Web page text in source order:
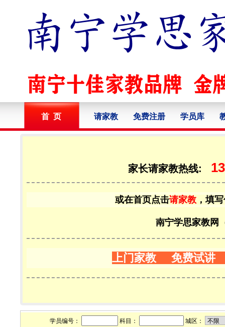
首 页 请家教 免费注册 学员库
家长请家教热线:
或在首页点击请家教 ，填
南宁学思家教网
上门家教 免费试讲
学员编号： 科目： 城区：